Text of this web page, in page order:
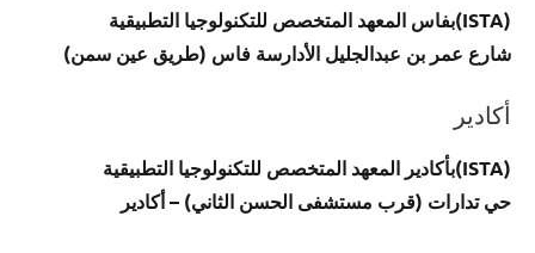
(ISTA)بفاس المعهد المتخصص للتكنولوجيا التطبيقية
شارع عمر بن عبدالجليل الأدارسة فاس (طريق عين سمن)
أكادير
(ISTA)بأكادير المعهد المتخصص للتكنولوجيا التطبيقية
حي تدارات (قرب مستشفى الحسن الثاني) – أكادير